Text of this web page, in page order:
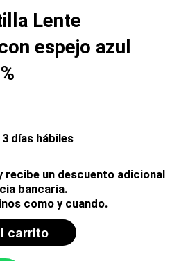
Lente
espejo azul
días hábiles
recibe un descuento adicional
bancaria.
como y cuando.
carrito